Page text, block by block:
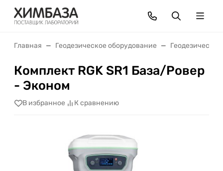
Главная Геодезическое оборудование
Комплект RGK SR1 База/Ровер
- Эконом
В избранное К сравнению